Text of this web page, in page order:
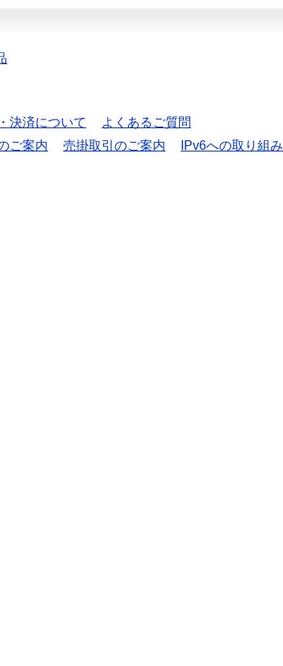
決済について
よくあるご質問
ご案内 売掛取引のご案内
IPv6への取り組み